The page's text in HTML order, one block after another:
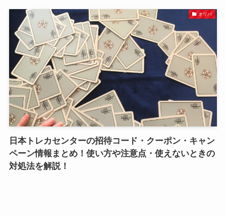
オリパ
日本トレカセンターの招待コード・クーポン・キャン
ペーン情報まとめ！使い方や注意点・使えないときの
対処法を解説！